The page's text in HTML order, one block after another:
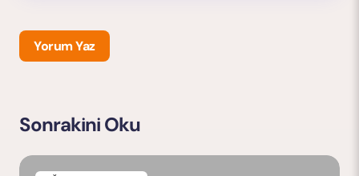
Yorum Yaz
E-posta adresiniz yayınlanmayacak.
Sonrakini Oku